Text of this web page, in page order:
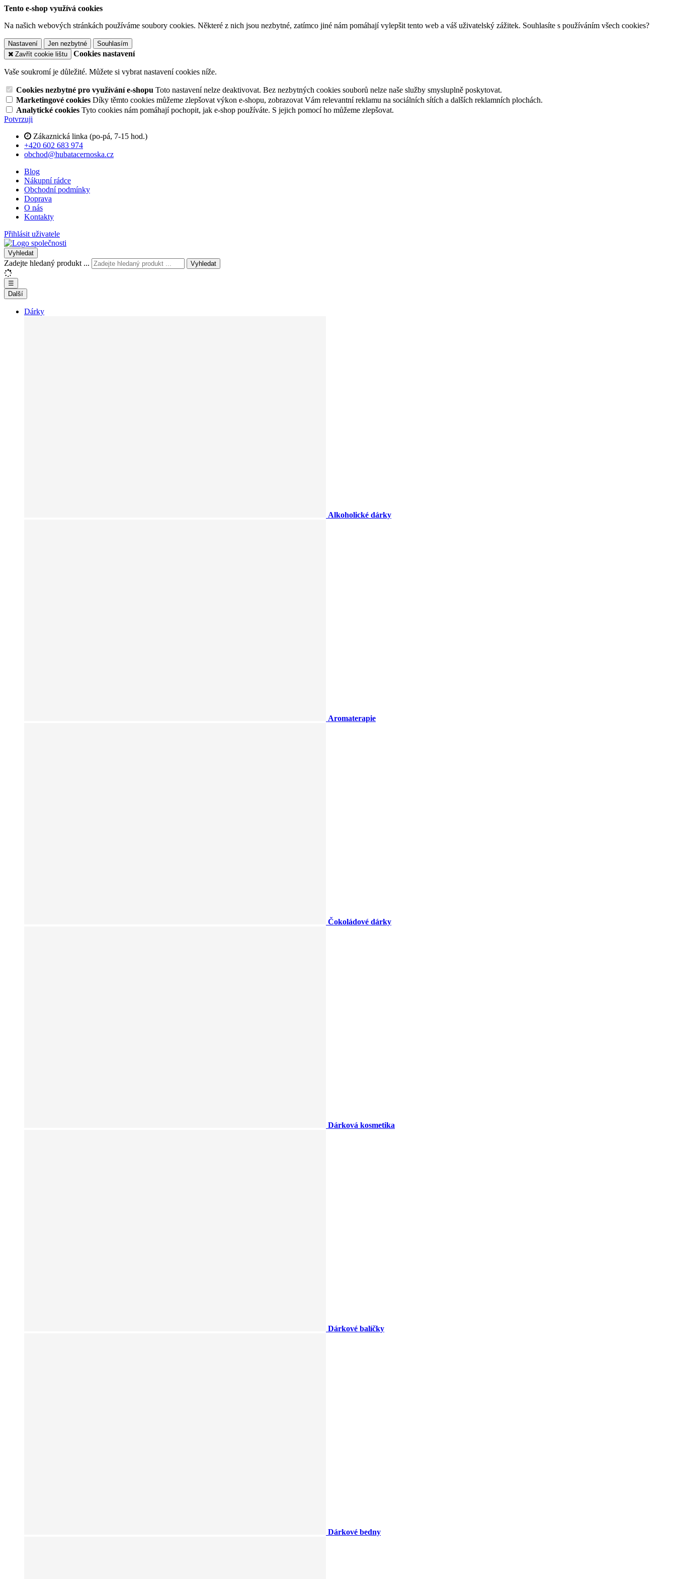
Tento e-shop využívá cookies
Na našich webových stránkách používáme soubory cookies. Některé z nich jsou nezbytné, zatímco jiné nám pomáhají vylepšit tento web a váš uživatelský zážitek. Souhlasíte s používáním všech cookies?
Nastavení Jen nezbytné
Souhlasím
Zavřít cookie lištu
Cookies nastavení
Vaše soukromí je důležité. Můžete si vybrat nastavení cookies níže.
Cookies nezbytné pro využívání e-shopu Toto nastavení nelze deaktivovat. Bez nezbytných cookies souborů nelze naše služby smysluplně poskytovat.
Marketingové cookies Díky těmto cookies můžeme zlepšovat výkon e-shopu, zobrazovat Vám relevantní reklamu na sociálních sítích a dalších reklamních plochách.
Analytické cookies Tyto cookies nám pomáhají pochopit, jak e-shop používáte. S jejich pomocí ho můžeme zlepšovat.
Potvrzuji
Zákaznická linka (po-pá, 7-15 hod.)
+420 602 683 974
obchod@hubatacernoska.cz
Blog
Nákupní rádce
Obchodní podmínky
Doprava
O nás
Kontakty
Přihlásit uživatele
Vyhledat
Zadejte hledaný produkt ... Vyhledat
☰
Další
Dárky
Alkoholické dárky
Aromaterapie
Čokoládové dárky
Dárková kosmetika
Dárkové balíčky
Dárkové bedny